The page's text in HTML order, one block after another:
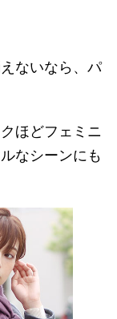
ないなら、パ
ほどフェミニ
なシーンにも